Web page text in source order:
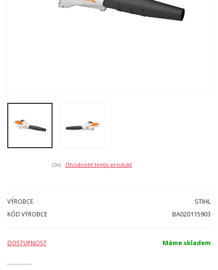
(0x) Ohodnotit tento produkt
VÝROBCE STIHL
KÓD VÝROBCE BA020115903
DOSTUPNOST Máme skladem